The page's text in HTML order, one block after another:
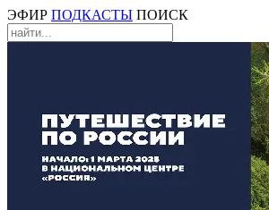
ЭФИР ПОДКАСТЫ ПОИСК